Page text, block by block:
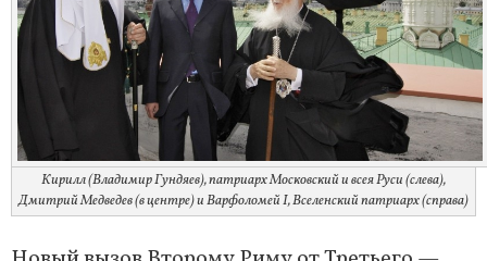
Кирилл (Владимир Гундяев), патриарх Московский и всея Руси (слева),
Дмитрий Медведев (в центре) и Варфоломей I, Вселенский патриарх (справа)